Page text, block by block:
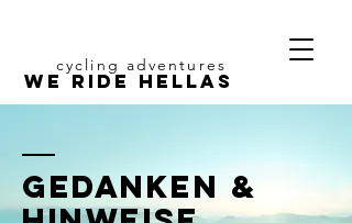
We Ride Hellas
cycling adventures
GEDANKEN &